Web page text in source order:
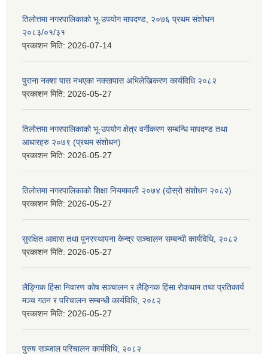
तिलोत्तमा नगरपालिकाको भू-उपयोग मापदण्ड, २०७६ प्रथम संशोधन
२०८३/०१/३१
प्रकाशन मिति: 2026-07-14
पुराना नक्शा पास नभएका नक्सापास अभिलेखिकरण कार्यविधि २०८२
प्रकाशन मिति: 2026-05-27
तिलोत्तमा नगरपालिकाको भू-उपयोग क्षेत्र वर्गीकरण सम्बन्धि मापदण्ड तथा
आधारहरु २०७९ (प्रथम संशोधन)
प्रकाशन मिति: 2026-05-27
तिलोत्तमा नगरपालिकाको शिक्षा नियमावली २०७४ (दोस्रो संशोधन २०८२)
प्रकाशन मिति: 2026-05-27
सुरक्षित आवास तथा पुनरस्थापना केन्द्र सञ्चालन सम्बन्धी कार्यविधि, २०८२
प्रकाशन मिति: 2026-05-27
लैङ्गिक हिंसा निवारण कोष सञ्चालन र लैङ्गिक हिंसा रोकथाम तथा प्रतिकार्य
मञ्च गठन र परिचालन सम्बन्धी कार्यविधि, २०८२
प्रकाशन मिति: 2026-05-27
पुरुष सञ्जाल परिचालन कार्यविधि, २०८२